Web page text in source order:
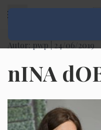
Autor: pwp | 24/06/2019
nINA